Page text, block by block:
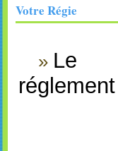
Votre Régie
» Le
réglement